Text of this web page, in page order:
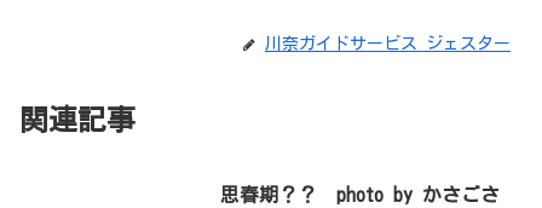
川奈ガイドサービス ジェスター
関連記事
思春期？？ photo by かさごさ